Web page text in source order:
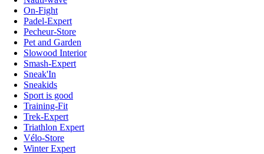
On-Fight
Padel-Expert
Pecheur-Store
Pet and Garden
Slowood Interior
Smash-Expert
Sneak'In
Sneakids
Sport is good
Training-Fit
Trek-Expert
Triathlon Expert
Vélo-Store
Winter Expert